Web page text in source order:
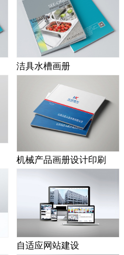
洁具水槽画册
机械产品画册设计印刷
自适应网站建设